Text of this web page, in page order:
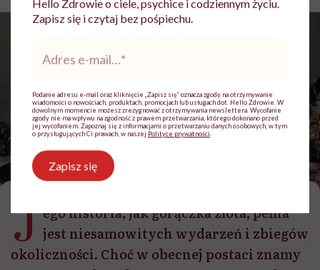
Willem Claesz-Heda, "Breakfast table with blackberry pie"
J ego historia, jak gorączka złota, pełna
jest niesamowitych wydarzeń i zbiegów
okoliczności. Choć w obecnej postaci znamy
Hello Zdrowie o ciele, psychice i codziennym życiu.
Zapisz się i czytaj bez pośpiechu.
*
Podanie adresu e-mail oraz kliknięcie „Zapisz się” oznacza zgodę na otrzymywanie
wiadomości o nowościach, produktach, promocjach lub usługach dot. Hello Zdrowie. W
dowolnym momencie możesz zrezygnować z otrzymywania newslettera. Wycofanie
zgody nie ma wpływu na zgodność z prawem przetwarzania, którego dokonano przed
jej wycofaniem. Zapoznaj się z informacjami o przetwarzaniu danych osobowych, w tym
o przysługujących Ci prawach, w naszej Polityce prywatności
Zapisz się